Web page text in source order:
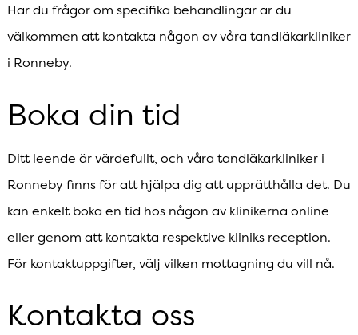
Har du frågor om specifika behandlingar är du
välkommen att kontakta någon av våra tandläkarkliniker
i Ronneby.
Boka din tid
Ditt leende är värdefullt, och våra tandläkarkliniker i
Ronneby finns för att hjälpa dig att upprätthålla det. Du
kan enkelt boka en tid hos någon av klinikerna online
eller genom att kontakta respektive kliniks reception.
För kontaktuppgifter, välj vilken mottagning du vill nå.
Kontakta oss